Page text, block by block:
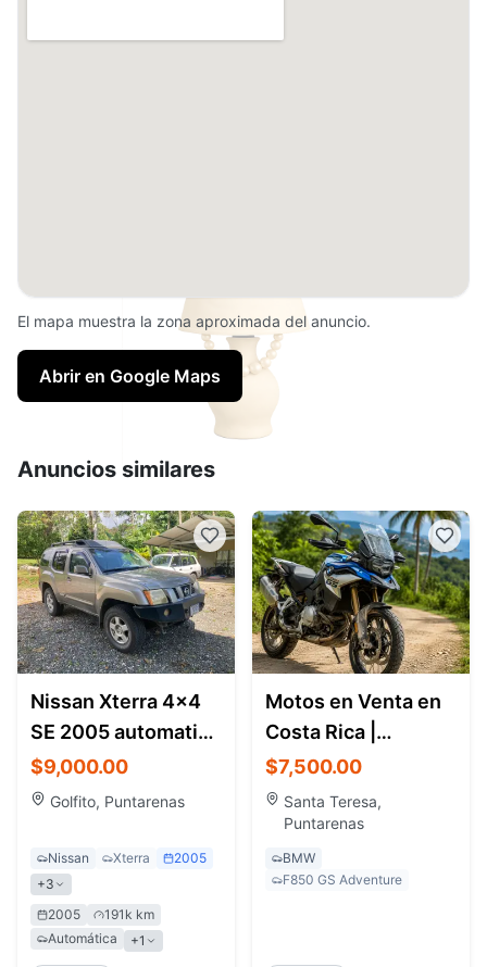
El mapa muestra la zona aproximada del anuncio.
Abrir en Google Maps
Anuncios similares
Nissan Xterra 4x4
SE 2005 automatic -
leather interior
$9,000.00
Golfito, Puntarenas
Nissan Xterra
2005
+3
2005
191k km
Automática
+1
Motos en Venta en
Costa Rica |
Motocicletas,
Adventure Bikes y
Touring
$7,500.00
Santa Teresa,
Puntarenas
BMW
F850 GS Adventure